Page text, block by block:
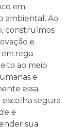
em
ambiental. Ao
construímos
e
entrega
ao meio
e
essa
segura
e
sua